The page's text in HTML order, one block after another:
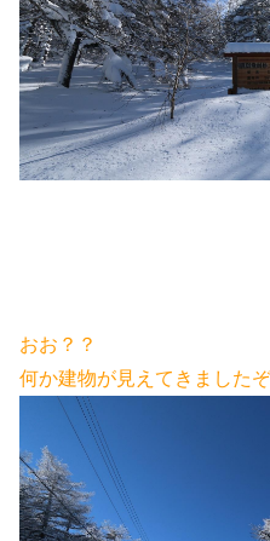
おお？？
何か建物が見えてきました